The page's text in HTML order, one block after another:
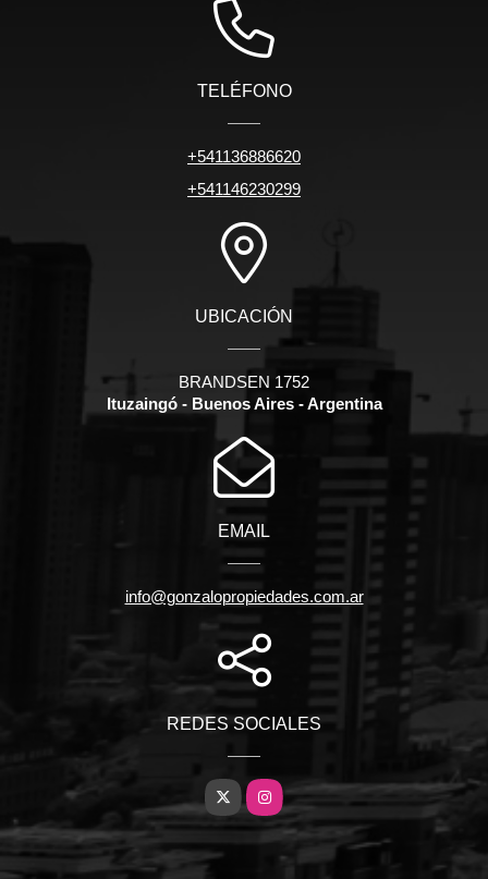
TELÉFONO
+541136886620
+541146230299
UBICACIÓN
BRANDSEN 1752
Ituzaingó - Buenos Aires - Argentina
EMAIL
info@gonzalopropiedades.com.ar
REDES SOCIALES
X Instagram